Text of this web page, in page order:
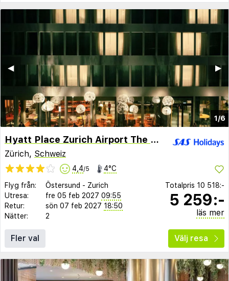
1/6
▶︎
◀︎
Hyatt Place Zurich Airport The Circle
Zürich, Schweiz
4,4/5 4°C
Flyg från: Östersund - Zurich
Utresa:
fre 05 feb 2027 09:55
Retur:
sön 07 feb 2027 18:50
Nätter:
2
Totalpris 10 518:-
5 259:-
läs mer
Fler val Välj resa